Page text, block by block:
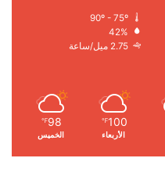
42%
2.75 ميل/ساعة
100
℉
الأربعاء
98
℉
الخميس